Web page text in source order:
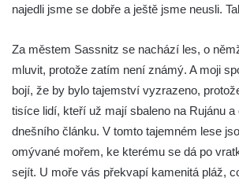
najedli jsme se dobře a ještě jsme neusli.
Za městem Sassnitz se nachází les, o
mluvit, protože zatím není známý. A moji
bojí, že by bylo tajemství vyzrazeno,
tisíce lidí, kteří už mají sbaleno na Rujánu
dnešního článku. V tomto tajemném lese
omývané mořem, ke kterému se dá po
sejít. U moře vás překvapí kamenitá pláž,